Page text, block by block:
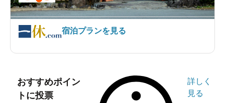
宿泊プランを見る
おすすめポイン
トに投票
詳しく
見る